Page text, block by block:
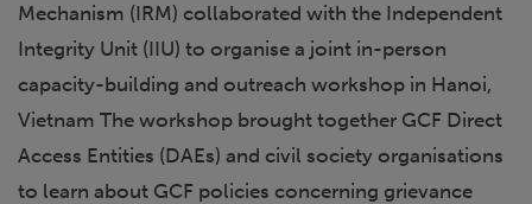
Mechanism (IRM) collaborated with the Independent
Integrity Unit (IIU) to organise a joint in-person
capacity-building and outreach workshop in Hanoi,
Vietnam The workshop brought together GCF Direct
Access Entities (DAEs) and civil society organisations
to learn about GCF policies concerning grievance